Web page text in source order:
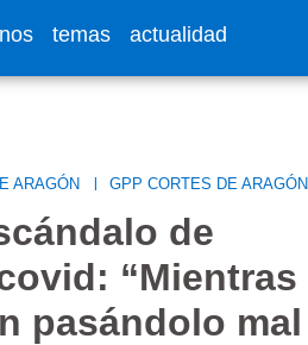
temas actualidad
ARAGÓN | GPP CORTES DE ARAGÓN
de
“Mientras
pasándolo mal